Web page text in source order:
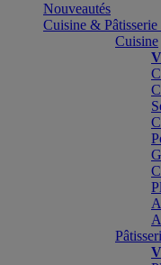
Nouveautés
Cuisine & Pâtisserie
Cuisine